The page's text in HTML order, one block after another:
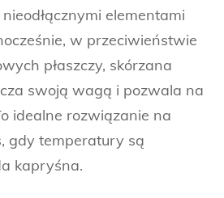
elementami
w przeciwieństwie
płaszczy, skórzana
swoją wagą i pozwala na
idealne rozwiązanie na
gdy temperatury są
kapryśna.